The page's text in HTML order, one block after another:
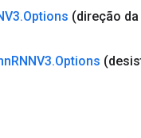
.Options (direção
RNNV3.Options